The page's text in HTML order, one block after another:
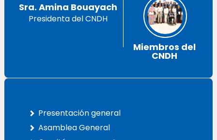
Sra. Amina Bouayach
Presidenta del CNDH
Miembros del
CNDH
Presentación general
Asamblea General